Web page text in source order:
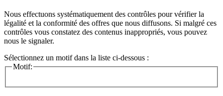
Nous effectuons systématiquement des contrôles pour vérifier la
légalité et la conformité des offres que nous diffusons. Si malgré ces
contrôles vous constatez des contenus inappropriés, vous pouvez
nous le signaler.
Sélectionnez un motif dans la liste ci-dessous :
Motif: